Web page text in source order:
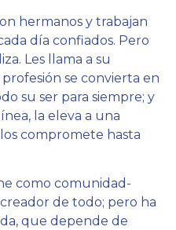
hermanos y trabajan
día confiados. Pero
Les llama a su
se convierta en
su ser para siempre; y
la eleva a una
compromete hasta
como comunidad-
creador de todo; pero ha
que depende de